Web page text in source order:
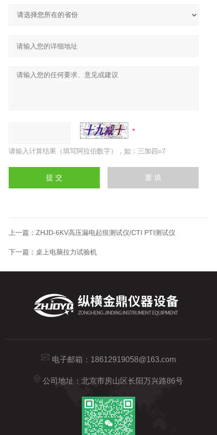
请输入计算结果（填写阿拉伯数字），如：三加四=7
上一篇： ZHJD-6KV高压漏电起痕测试仪/CTI PTI测试仪
下一篇： 桌上电脑拉力试验机
电子邮箱： 18612919058@163.com
公司地址：北京市房山区长阳万兴路86号